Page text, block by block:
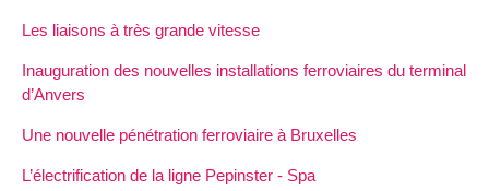
Les liaisons à très grande vitesse
Inauguration des nouvelles installations ferroviaires du terminal
d’Anvers
Une nouvelle pénétration ferroviaire à Bruxelles
L’électrification de la ligne Pepinster - Spa